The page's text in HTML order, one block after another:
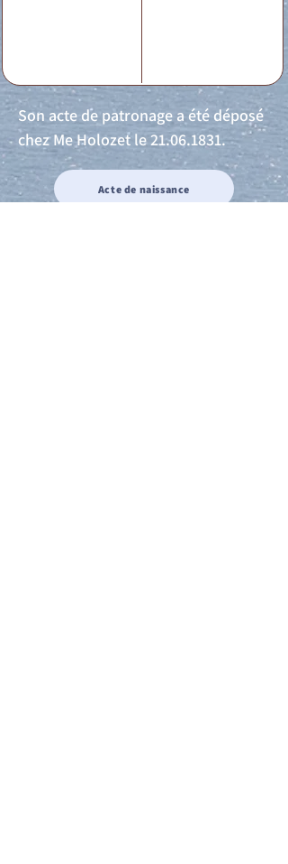
Son acte de patronage a été déposé
chez Me Holozet le21.06.1831.
Acte de naissance